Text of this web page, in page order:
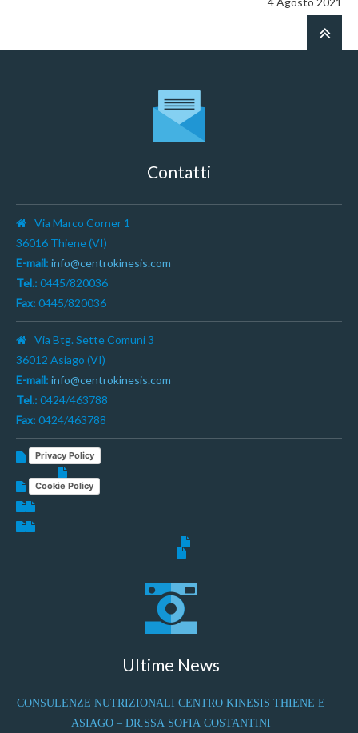
Contatti
Via Marco Corner 1
36016 Thiene (VI)
E-mail: info@centrokinesis.com
Tel.: 0445/820036
Fax: 0445/820036
Via Btg. Sette Comuni 3
36012 Asiago (VI)
E-mail: info@centrokinesis.com
Tel.: 0424/463788
Fax: 0424/463788
Privacy Policy
Cookie Policy
Ultime News
CONSULENZE NUTRIZIONALI CENTRO KINESIS THIENE E
ASIAGO – DR.SSA SOFIA COSTANTINI